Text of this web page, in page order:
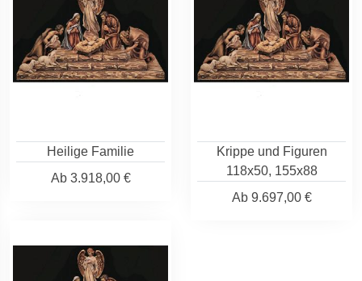
Heilige Familie
Ab3.918,00 €
Krippe und Figuren
118x50, 155x88
Ab9.697,00 €